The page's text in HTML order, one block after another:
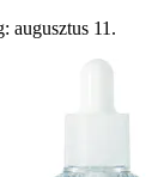
augusztus 11.